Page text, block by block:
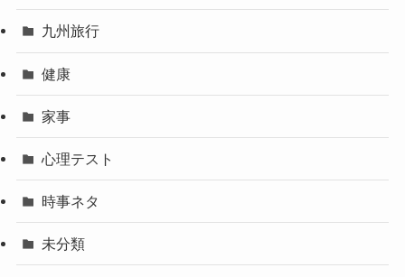
九州旅行
健康
家事
心理テスト
時事ネタ
未分類